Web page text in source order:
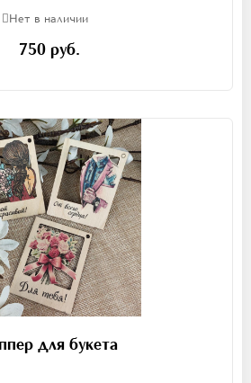
Нет в наличии
750 руб.
для букета